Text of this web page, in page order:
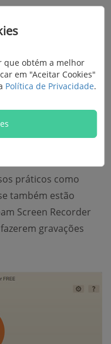
Screen Recorder
de tela cheia ou
formatos com
e Dailymotion,
personalizar
práticos como
também estão
Screen Recorder
gravações
que obtém a melhor
em "Aceitar Cookies"
Política de Privacidade.